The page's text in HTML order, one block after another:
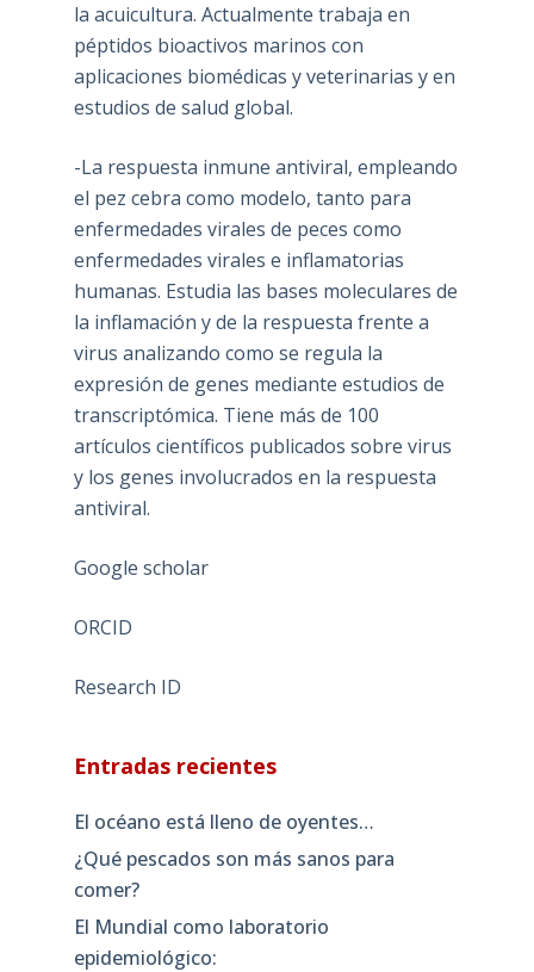
la acuicultura. Actualmente trabaja en
péptidos bioactivos marinos con
aplicaciones biomédicas y veterinarias y en
estudios de salud global.
-La respuesta inmune antiviral, empleando
el pez cebra como modelo, tanto para
enfermedades virales de peces como
enfermedades virales e inflamatorias
humanas. Estudia las bases moleculares de
la inflamación y de la respuesta frente a
virus analizando como se regula la
expresión de genes mediante estudios de
transcriptómica. Tiene más de 100
artículos científicos publicados sobre virus
y los genes involucrados en la respuesta
antiviral.
Google scholar
ORCID
Research ID
Entradas recientes
El océano está lleno de oyentes…
¿Qué pescados son más sanos para
comer?
El Mundial como laboratorio
epidemiológico: